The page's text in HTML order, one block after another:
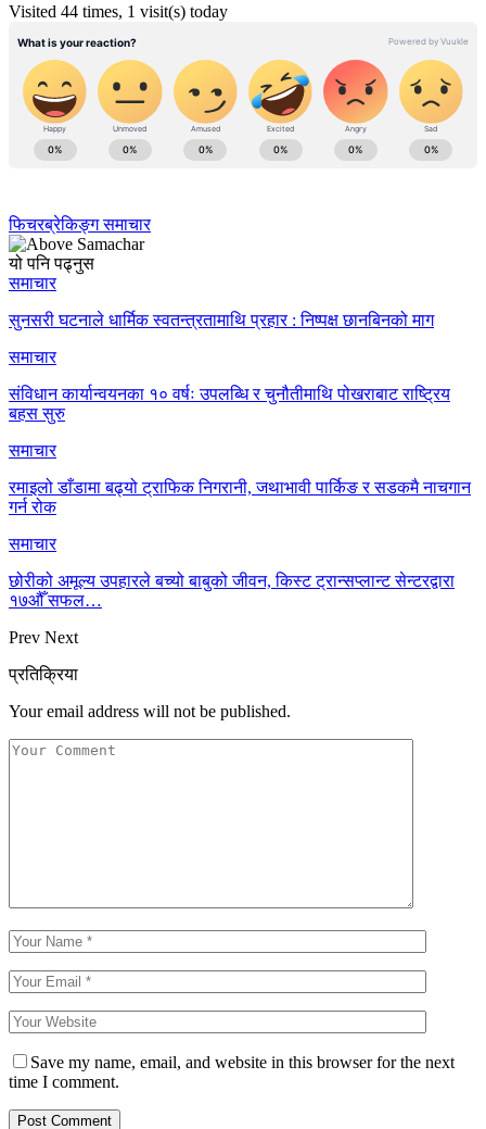
Visited 44 times, 1 visit(s) today
फिचरब्रेकिङ्ग समाचार
यो पनि पढ्नुस
समाचार
सुनसरी घटनाले धार्मिक स्वतन्त्रतामाथि प्रहार : निष्पक्ष छानबिनको माग
समाचार
संविधान कार्यान्वयनका १० वर्षः उपलब्धि र चुनौतीमाथि पोखराबाट राष्ट्रिय
बहस सुरु
समाचार
रमाइलो डाँडामा बढ्यो ट्राफिक निगरानी, जथाभावी पार्किङ र सडकमै नाचगान
गर्न रोक
समाचार
छोरीको अमूल्य उपहारले बच्यो बाबुको जीवन, किस्ट ट्रान्सप्लान्ट सेन्टरद्वारा
१७औँ सफल…
Prev Next
प्रतिक्रिया
Your email address will not be published.
Save my name, email, and website in this browser for the next
time I comment.